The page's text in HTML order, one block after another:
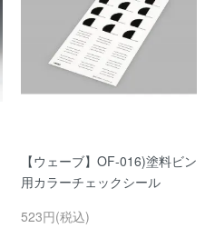
【ウェーブ】OF-016)塗料ビン
用カラーチェックシール
523円(税込)